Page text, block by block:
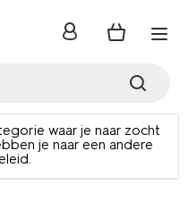
inloggen
waar je naar zocht
je naar een andere